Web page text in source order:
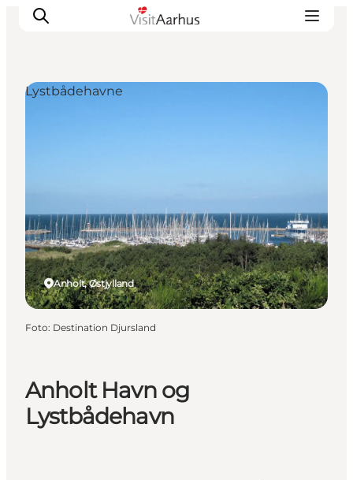
Transport
Anholt Havn og
Lystbådehavn
Anholt, Østjylland
Lystbådehavne
Foto: Destination Djursland